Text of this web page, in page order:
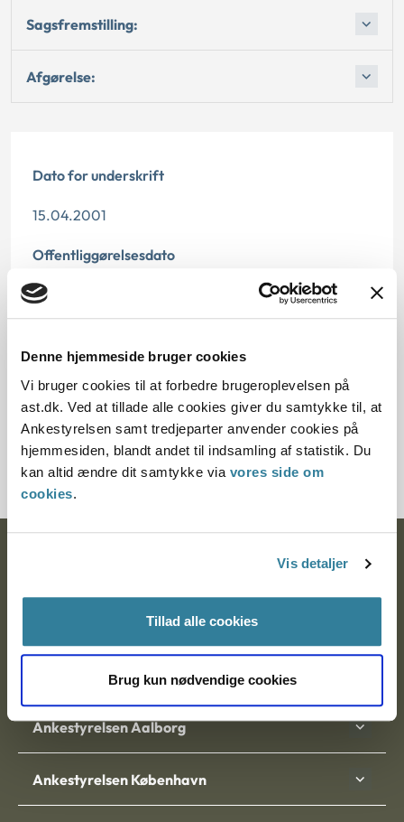
Denne hjemmeside bruger cookies
Vi bruger cookies til at forbedre brugeroplevelsen på
ast.dk. Ved at tillade alle cookies giver du samtykke til, at
Ankestyrelsen samt tredjeparter anvender cookies på
hjemmesiden, blandt andet til indsamling af statistik. Du
kan altid ændre dit samtykke via vores side om
cookies.
Vis detaljer
Tillad alle cookies
Brug kun nødvendige cookies
Sagsfremstilling:
Afgørelse:
Dato for underskrift
15.04.2001
Offentliggørelsesdato
12.07.2013
Journalnummer
200004-01
Postadresse:
9000 Aalborg
Ankestyrelsen Aalborg
Ankestyrelsen København